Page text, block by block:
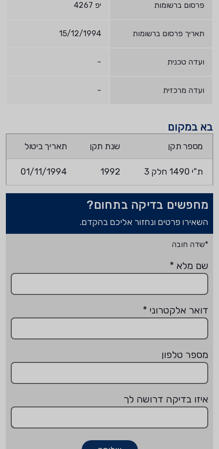
פרסום ברשומות יפ 4267
תאריך פרסום ברשומות 15/12/1994
ועדה טכנית -
ועדה מרכזית -
בא במקום
מספר תקן שנת תקן תאריך ביטול
ת"י 1490 חלק 3 1992
01/11/1994
מחפשים בדיקה בתחום?
השאירו פרטים ונחזור אליכם בהקדם.
*שדה חובה
שם מלא *
דואר אלקטרוני *
מספר טלפון
איזו בדיקה דרושה לך